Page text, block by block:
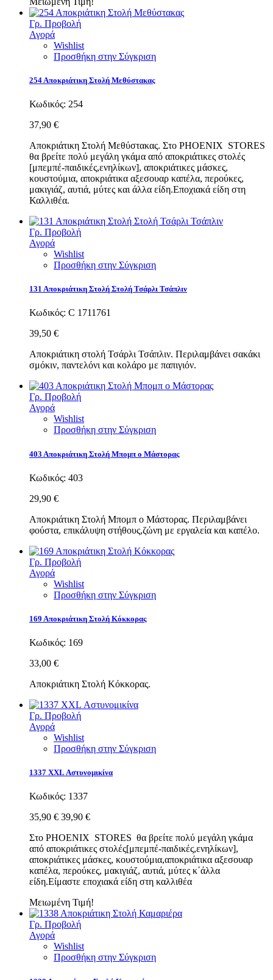
Γρ. Προβολή
Αγορά
Wishlist
Προσθήκη στην Σύγκριση
254 Αποκριάτικη Στολή Μεθύστακας
Κωδικός: 254
37,90 €
Αποκριάτικη Στολή Μεθύστακας. Στο PHOENIX STORES
θα βρείτε πολύ μεγάλη γκάμα από αποκριάτικες στολές
[μπεμπέ-παιδικές,ενηλίκων], αποκριάτικες μάσκες,
κουστούμια, αποκριάτικα αξεσουαρ καπέλα, περούκες,
μακιγιάζ, αυτιά, μύτες και άλλα είδη.Εποχιακά είδη στη
Καλλιθέα.
Γρ. Προβολή
Αγορά
Wishlist
Προσθήκη στην Σύγκριση
131 Αποκριάτικη Στολή Στολή Τσάρλι Τσάπλιν
Κωδικός: C 1711761
39,50 €
Αποκριάτικη στολή Τσάρλι Τσάπλιν. Περιλαμβάνει σακάκι
σμόκιν, παντελόνι και κολάρο με παπιγιόν.
Γρ. Προβολή
Αγορά
Wishlist
Προσθήκη στην Σύγκριση
403 Αποκριάτικη Στολή Μπομπ ο Μάστορας
Κωδικός: 403
29,90 €
Αποκριάτικη Στολή Μπομπ ο Μάστορας. Περιλαμβάνει
φούστα, επικάλυψη στήθους,ζώνη με εργαλεία και καπέλο.
Γρ. Προβολή
Αγορά
Wishlist
Προσθήκη στην Σύγκριση
169 Αποκριάτικη Στολή Κόκκορας
Κωδικός: 169
33,00 €
Αποκριάτικη Στολή Κόκκορας.
Γρ. Προβολή
Αγορά
Wishlist
Προσθήκη στην Σύγκριση
1337 XXL Αστυνομικίνα
Κωδικός: 1337
35,90 € 39,90 €
Στο PHOENIX STORES θα βρείτε πολύ μεγάλη γκάμα
από αποκριάτικες στολές[μπεμπέ-παιδικές,ενηλίκων],
αποκριάτικες μάσκες, κουστούμια,αποκριάτικα αξεσουαρ
καπέλα, περούκες, μακιγιάζ, αυτιά, μύτες κ΄άλλα
είδη.Eίμαστε εποχιακά είδη στη καλλιθέα
Μειωμένη Τιμή!
Γρ. Προβολή
Αγορά
Wishlist
Προσθήκη στην Σύγκριση